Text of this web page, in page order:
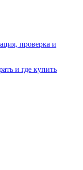
проверка и
и где купить